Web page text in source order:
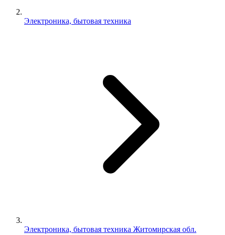
Электроника, бытовая техника
Электроника, бытовая техника Житомирская обл.